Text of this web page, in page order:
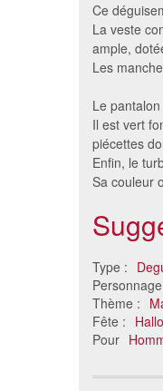
Ce
La veste
ample,
Les
Le
Il est vert
piécettes
Enfin, le
Sa couleur
Type :
Thème :
Fête :
Pour
Robe de